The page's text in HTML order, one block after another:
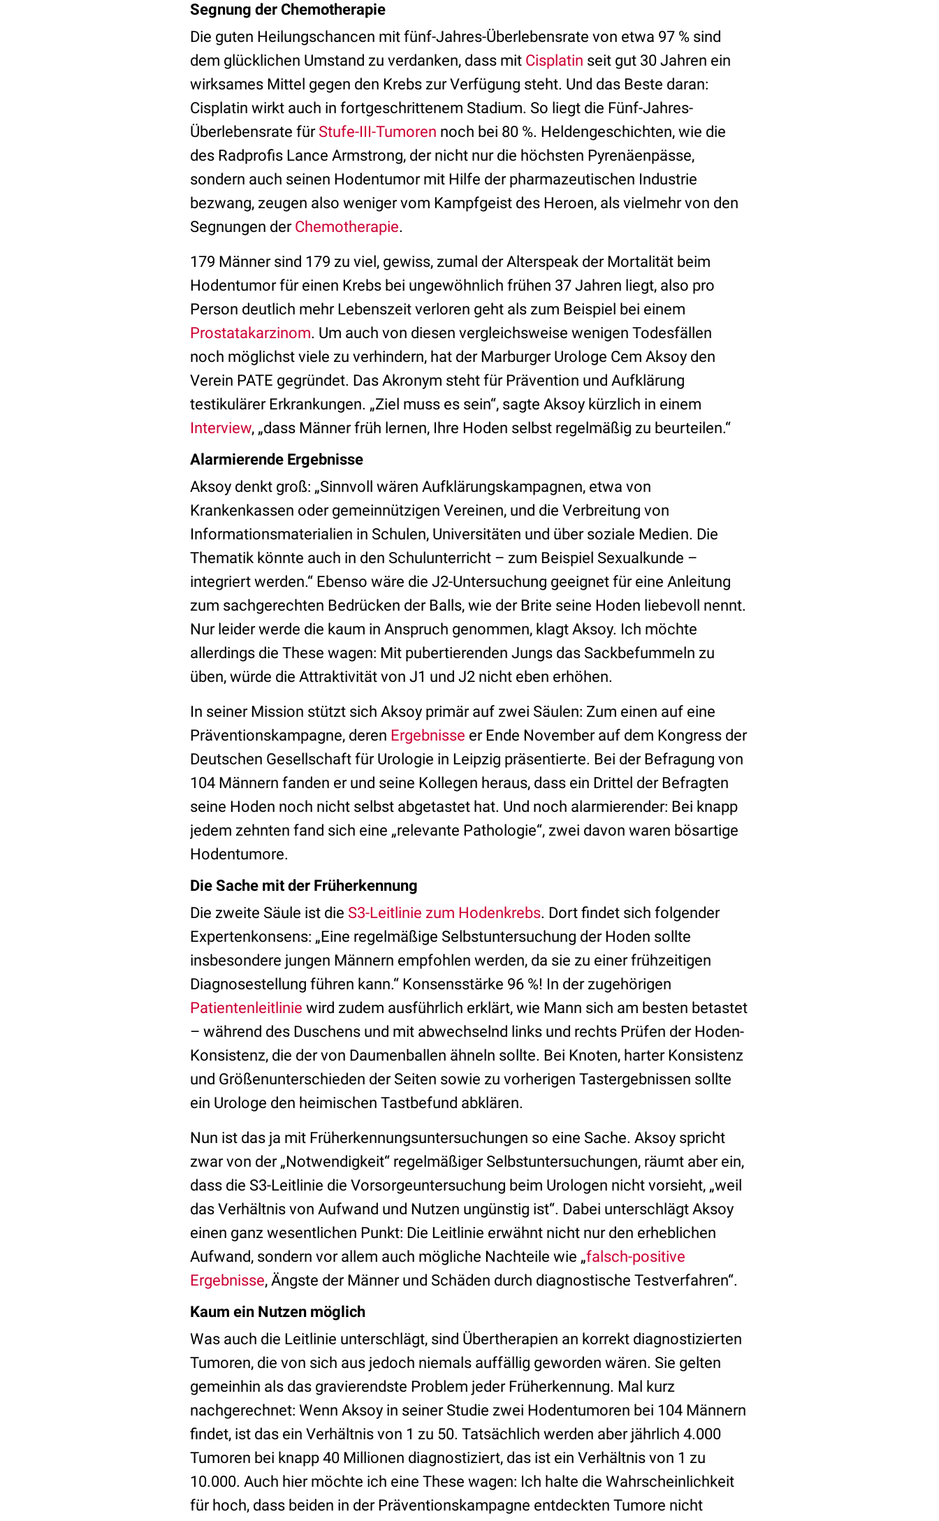
Segnung der Chemotherapie
Die guten Heilungschancen mit fünf-Jahres-Überlebensrate von etwa 97 % sind
dem glücklichen Umstand zu verdanken, dass mit Cisplatin seit gut 30 Jahren ein
wirksames Mittel gegen den Krebs zur Verfügung steht. Und das Beste daran:
Cisplatin wirkt auch in fortgeschrittenem Stadium. So liegt die Fünf-Jahres-
Überlebensrate für Stufe-III-Tumoren noch bei 80 %. Heldengeschichten, wie die
des Radprofis Lance Armstrong, der nicht nur die höchsten Pyrenäenpässe,
sondern auch seinen Hodentumor mit Hilfe der pharmazeutischen Industrie
bezwang, zeugen also weniger vom Kampfgeist des Heroen, als vielmehr von den
Segnungen der Chemotherapie.
179 Männer sind 179 zu viel, gewiss, zumal der Alterspeak der Mortalität beim
Hodentumor für einen Krebs bei ungewöhnlich frühen 37 Jahren liegt, also pro
Person deutlich mehr Lebenszeit verloren geht als zum Beispiel bei einem
Prostatakarzinom. Um auch von diesen vergleichsweise wenigen Todesfällen
noch möglichst viele zu verhindern, hat der Marburger Urologe Cem Aksoy den
Verein PATE gegründet. Das Akronym steht für Prävention und Aufklärung
testikulärer Erkrankungen. „Ziel muss es sein“, sagte Aksoy kürzlich in einem
Interview, „dass Männer früh lernen, Ihre Hoden selbst regelmäßig zu beurteilen.“
Alarmierende Ergebnisse
Aksoy denkt groß: „Sinnvoll wären Aufklärungskampagnen, etwa von
Krankenkassen oder gemeinnützigen Vereinen, und die Verbreitung von
Informationsmaterialien in Schulen, Universitäten und über soziale Medien. Die
Thematik könnte auch in den Schulunterricht – zum Beispiel Sexualkunde –
integriert werden.“ Ebenso wäre die J2-Untersuchung geeignet für eine Anleitung
zum sachgerechten Bedrücken der Balls, wie der Brite seine Hoden liebevoll nennt.
Nur leider werde die kaum in Anspruch genommen, klagt Aksoy. Ich möchte
allerdings die These wagen: Mit pubertierenden Jungs das Sackbefummeln zu
üben, würde die Attraktivität von J1 und J2 nicht eben erhöhen.
In seiner Mission stützt sich Aksoy primär auf zwei Säulen: Zum einen auf eine
Präventionskampagne, deren Ergebnisse er Ende November auf dem Kongress der
Deutschen Gesellschaft für Urologie in Leipzig präsentierte. Bei der Befragung von
104 Männern fanden er und seine Kollegen heraus, dass ein Drittel der Befragten
seine Hoden noch nicht selbst abgetastet hat. Und noch alarmierender: Bei knapp
jedem zehnten fand sich eine „relevante Pathologie“, zwei davon waren bösartige
Hodentumore.
Die Sache mit der Früherkennung
Die zweite Säule ist die S3-Leitlinie zum Hodenkrebs. Dort findet sich folgender
Expertenkonsens: „Eine regelmäßige Selbstuntersuchung der Hoden sollte
insbesondere jungen Männern empfohlen werden, da sie zu einer frühzeitigen
Diagnosestellung führen kann.“ Konsensstärke 96 %! In der zugehörigen
Patientenleitlinie wird zudem ausführlich erklärt, wie Mann sich am besten betastet
– während des Duschens und mit abwechselnd links und rechts Prüfen der Hoden-
Konsistenz, die der von Daumenballen ähneln sollte. Bei Knoten, harter Konsistenz
und Größenunterschieden der Seiten sowie zu vorherigen Tastergebnissen sollte
ein Urologe den heimischen Tastbefund abklären.
Nun ist das ja mit Früherkennungsuntersuchungen so eine Sache. Aksoy spricht
zwar von der „Notwendigkeit“ regelmäßiger Selbstuntersuchungen, räumt aber ein,
dass die S3-Leitlinie die Vorsorgeuntersuchung beim Urologen nicht vorsieht, „weil
das Verhältnis von Aufwand und Nutzen ungünstig ist“. Dabei unterschlägt Aksoy
einen ganz wesentlichen Punkt: Die Leitlinie erwähnt nicht nur den erheblichen
Aufwand, sondern vor allem auch mögliche Nachteile wie „falsch-positive
Ergebnisse, Ängste der Männer und Schäden durch diagnostische Testverfahren“.
Kaum ein Nutzen möglich
Was auch die Leitlinie unterschlägt, sind Übertherapien an korrekt diagnostizierten
Tumoren, die von sich aus jedoch niemals auffällig geworden wären. Sie gelten
gemeinhin als das gravierendste Problem jeder Früherkennung. Mal kurz
nachgerechnet: Wenn Aksoy in seiner Studie zwei Hodentumoren bei 104 Männern
findet, ist das ein Verhältnis von 1 zu 50. Tatsächlich werden aber jährlich 4.000
Tumoren bei knapp 40 Millionen diagnostiziert, das ist ein Verhältnis von 1 zu
10.000. Auch hier möchte ich eine These wagen: Ich halte die Wahrscheinlichkeit
für hoch, dass beiden in der Präventionskampagne entdeckten Tumore nicht